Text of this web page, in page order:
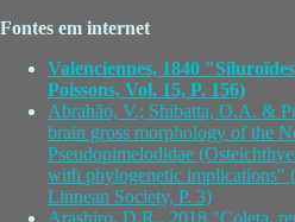
Fontes em internet
Valenciennes, 1840
Poissons, Vol. 15, P. 156)
Abrahão, V.; Shibatta, O.A. &
brain gross morphology of the
Pseudopimelodidae
with phylogenetic implications"
Linnean Society, P. 3)